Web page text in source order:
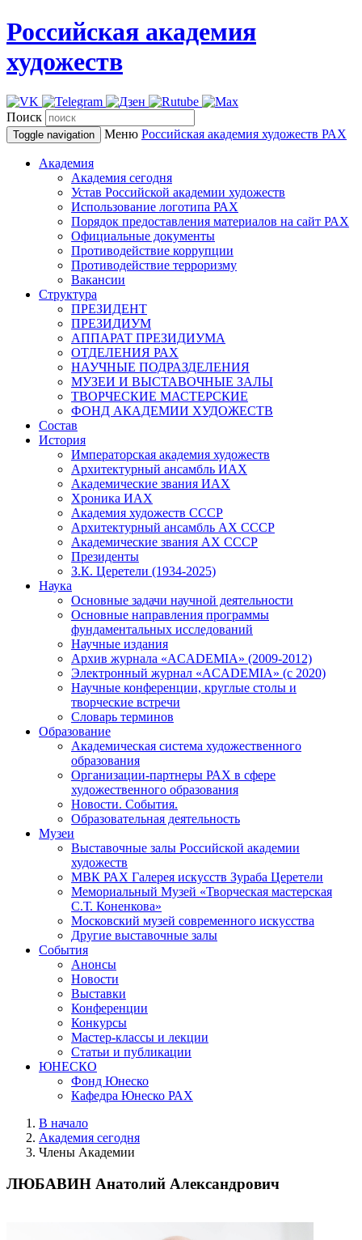
Российская академия
художеств
Поиск
Toggle navigation Меню Российская академия художеств РАХ
Академия
Академия сегодня
Устав Российской академии художеств
Использование логотипа РАХ
Порядок предоставления материалов на сайт РАХ
Официальные документы
Противодействие коррупции
Противодействие терроризму
Вакансии
Структура
ПРЕЗИДЕНТ
ПРЕЗИДИУМ
АППАРАТ ПРЕЗИДИУМА
ОТДЕЛЕНИЯ РАХ
НАУЧНЫЕ ПОДРАЗДЕЛЕНИЯ
МУЗЕИ И ВЫСТАВОЧНЫЕ ЗАЛЫ
ТВОРЧЕСКИЕ МАСТЕРСКИЕ
ФОНД АКАДЕМИИ ХУДОЖЕСТВ
Состав
История
Императорская академия художеств
Архитектурный ансамбль ИАХ
Академические звания ИАХ
Хроника ИАХ
Академия художеств СССР
Архитектурный ансамбль АХ СССР
Академические звания АХ СССР
Президенты
З.К. Церетели (1934-2025)
Наука
Основные задачи научной деятельности
Основные направления программы
фундаментальных исследований
Научные издания
Архив журнала «ACADEMIA» (2009-2012)
Электронный журнал «ACADEMIA» (с 2020)
Научные конференции, круглые столы и
творческие встречи
Словарь терминов
Образование
Академическая система художественного
образования
Организации-партнеры РАХ в сфере
художественного образования
Новости. События.
Образовательная деятельность
Музеи
Выставочные залы Российской академии
художеств
МВК РАХ Галерея искусств Зураба Церетели
Мемориальный Музей «Творческая мастерская
С.Т. Коненкова»
Московский музей современного искусства
Другие выставочные залы
События
Анонсы
Новости
Выставки
Конференции
Конкурсы
Мастер-классы и лекции
Статьи и публикации
ЮНЕСКО
Фонд Юнеско
Кафедра Юнеско РАХ
В начало
Академия сегодня
Члены Академии
ЛЮБАВИН Анатолий Александрович